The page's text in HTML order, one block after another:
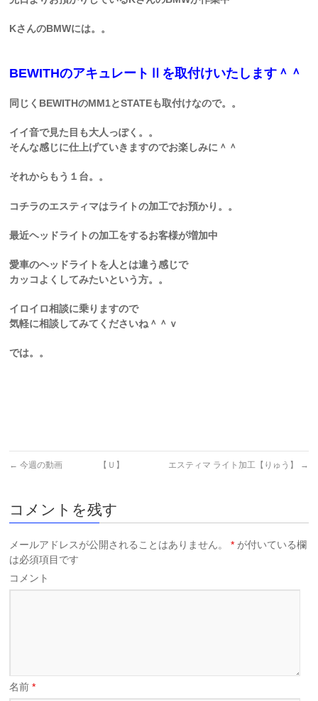
KさんのBMWには。。
BEWITHのアキュレートⅡを取付けいたします＾＾
同じくBEWITHのMM1とSTATEも取付けなので。。
イイ音で見た目も大人っぽく。。
そんな感じに仕上げていきますのでお楽しみに＾＾
それからもう１台。。
コチラのエスティマはライトの加工でお預かり。。
最近ヘッドライトの加工をするお客様が増加中
愛車のヘッドライトを人とは違う感じで
カッコよくしてみたいという方。。
イロイロ相談に乗りますので
気軽に相談してみてくださいね＾＾ｖ
では。。
← 今週の動画 【Ｕ】 エスティマ ライト加工【りゅう】 →
コメントを残す
メールアドレスが公開されることはありません。 * が付いている欄
は必須項目です
コメント
名前*